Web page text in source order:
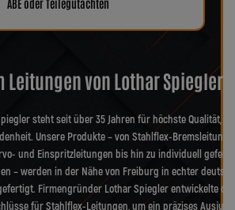
ABE oder Teilegutachten
Leitungen von Lothar Spiegler?
steht seit über 35 Jahren für höchste Qualität,
Unsere Produkte – von Stahlflex-
und Einspritzleitungen bis hin zu individuell
– werden in der Nähe von Freiburg in echter
Firmengründer Lothar Spiegler entwickelte
für Stahlflex-Leitungen, um ein präzises